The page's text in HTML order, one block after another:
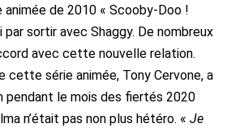
animée de 2010 « Scooby-Doo !
par sortir avec Shaggy. De nombreux
avec cette nouvelle relation.
cette série animée, Tony Cervone, a
pendant le mois des fiertés 2020
n’était pas non plus hétéro. «Je